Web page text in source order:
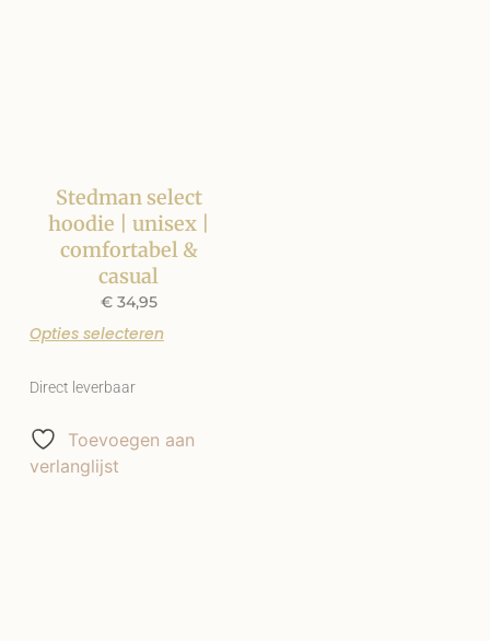
Stedman select
hoodie | unisex |
comfortabel &
casual
€34,95
Opties selecteren
Direct leverbaar
Toevoegen aan
verlanglijst